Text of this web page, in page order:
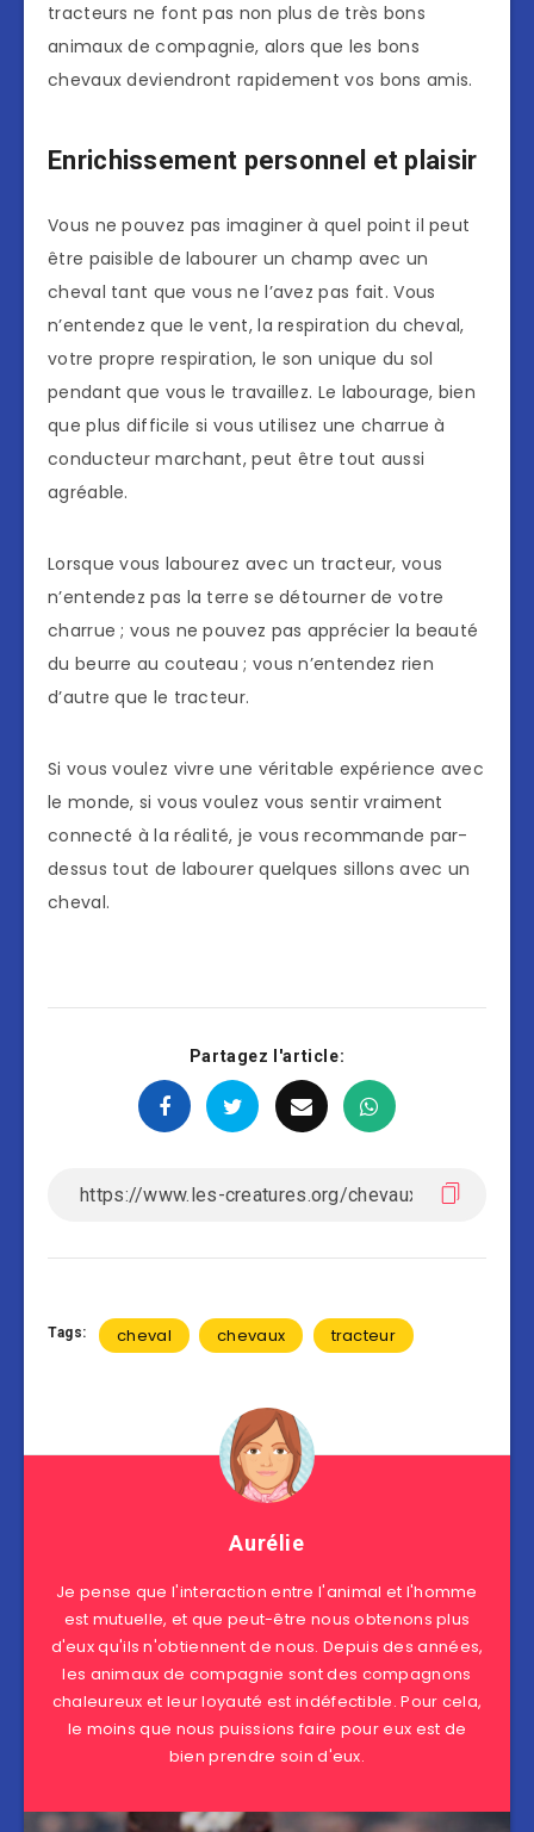
tracteurs ne font pas non plus de très bons
animaux de compagnie, alors que les bons
chevaux deviendront rapidement vos bons amis.
Enrichissement personnel et plaisir
Vous ne pouvez pas imaginer à quel point il peut
être paisible de labourer un champ avec un
cheval tant que vous ne l’avez pas fait. Vous
n’entendez que le vent, la respiration du cheval,
votre propre respiration, le son unique du sol
pendant que vous le travaillez. Le labourage, bien
que plus difficile si vous utilisez une charrue à
conducteur marchant, peut être tout aussi
agréable.
Lorsque vous labourez avec un tracteur, vous
n’entendez pas la terre se détourner de votre
charrue ; vous ne pouvez pas apprécier la beauté
du beurre au couteau ; vous n’entendez rien
d’autre que le tracteur.
Si vous voulez vivre une véritable expérience avec
le monde, si vous voulez vous sentir vraiment
connecté à la réalité, je vous recommande par-
dessus tout de labourer quelques sillons avec un
cheval.
Partagez l'article:
Tags: cheval chevaux tracteur
Aurélie
Je pense que l'interaction entre l'animal et l'homme
est mutuelle, et que peut-être nous obtenons plus
d'eux qu'ils n'obtiennent de nous. Depuis des années,
les animaux de compagnie sont des compagnons
chaleureux et leur loyauté est indéfectible. Pour cela,
le moins que nous puissions faire pour eux est de
bien prendre soin d'eux.